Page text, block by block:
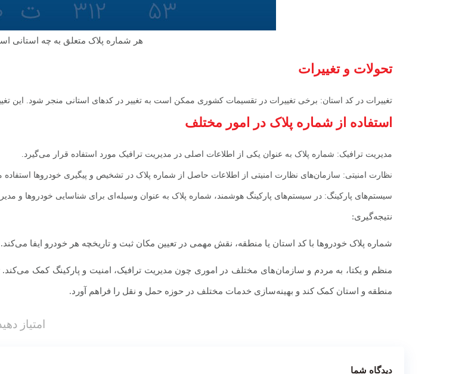
هر شماره پلاک متعلق به چه استانی
تحولات و تغییرات
تغییرات در کد استان: برخی تغییرات در تقسیمات کشوری ممکن است به تغییر در کدهای استانی منجر شود. این
استفاده از شماره پلاک در امور مختلف
مدیریت ترافیک: شماره پلاک به عنوان یکی از اطلاعات اصلی در مدیریت ترافیک مورد استفاده قرار می‌گیرد.
نظارت امنیتی: سازمان‌های نظارت امنیتی از اطلاعات حاصل از شماره پلاک در تشخیص و پیگیری خودروها استفاده
سیستم‌های پارکینگ: در سیستم‌های پارکینگ هوشمند، شماره پلاک به عنوان وسیله‌ای برای شناسایی خودروها و
نتیجه‌گیری:
شماره پلاک خودروها با کد استان یا منطقه، نقش مهمی در تعیین مکان ثبت و تاریخچه هر خودرو ایفا
منظم و یکتا، به مردم و سازمان‌های مختلف در اموری چون مدیریت ترافیک، امنیت و پارکینگ کمک می‌کند.
منطقه و استان کمک کند و بهینه‌سازی خدمات مختلف در حوزه حمل و نقل را فراهم آورد.
امتیاز
دیدگاه شما